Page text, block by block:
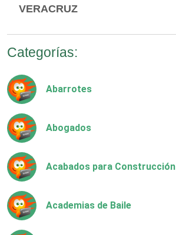
VERACRUZ
Categorías:
Abarrotes
Abogados
Acabados para Construcción
Academias de Baile